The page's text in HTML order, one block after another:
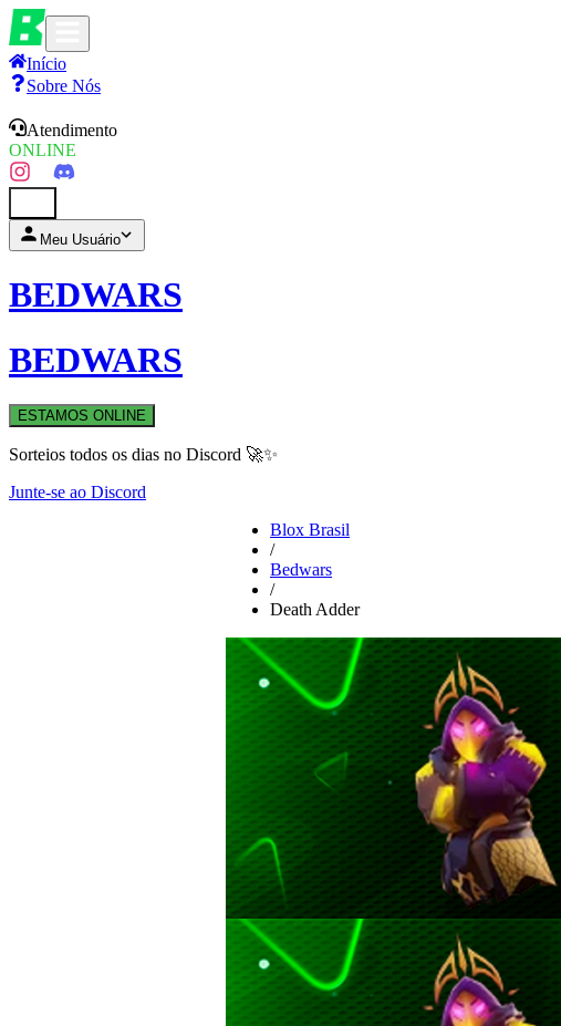
Início
Sobre Nós
Atendimento
ONLINE
Meu Usuário
BEDWARS
BEDWARS
ESTAMOS ONLINE
Sorteios todos os dias no Discord 🚀✨
Junte-se ao Discord
Blox Brasil
/
Bedwars
/
Death Adder